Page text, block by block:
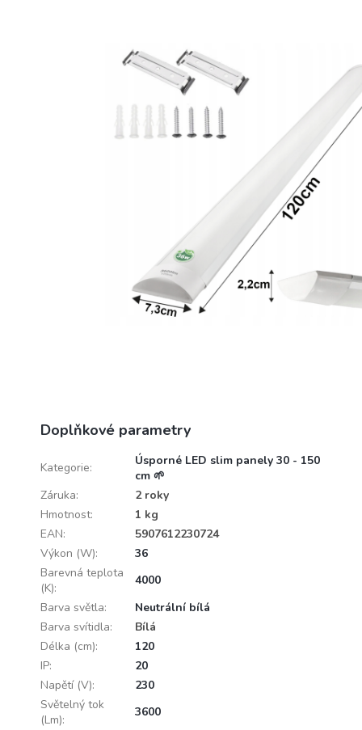
Doplňkové parametry
Kategorie:
Úsporné LED slim panely 30 - 150
cm 🌱
Záruka:
2 roky
Hmotnost:
1 kg
EAN:
5907612230724
Výkon (W):
36
Barevná teplota
(K):
4000
Barva světla:
Neutrální bílá
Barva svítidla:
Bílá
Délka (cm):
120
IP:
20
Napětí (V):
230
Světelný tok
(Lm):
3600